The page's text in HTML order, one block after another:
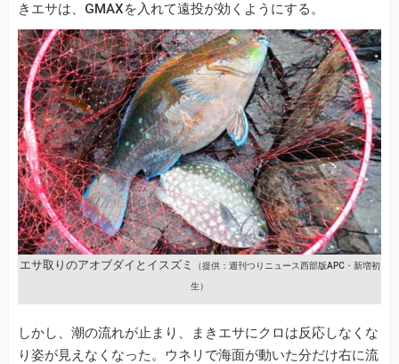
きエサは、GMAXを入れて遠投が効くようにする。
エサ取りのアオブダイとイスズミ （提供：週刊つりニュース西部版APC・新増初
生）
しかし、潮の流れが止まり、まきエサにクロは反応しなくな
り姿が見えなくなった。ウネリで海面が動いた分だけ右に流